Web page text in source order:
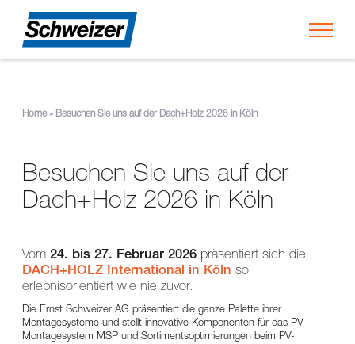
Home» Besuchen Sie uns auf der Dach+Holz 2026 in Köln
Besuchen Sie uns auf der
Dach+Holz 2026 in Köln
Vom 24. bis 27. Februar 2026 präsentiert sich die
DACH+HOLZ International in Köln so
erlebnisorientiert wie nie zuvor.
Die Ernst Schweizer AG präsentiert die ganze Palette ihrer
Montagesysteme und stellt innovative Komponenten für das PV-
Montagesystem MSP und Sortimentsoptimierungen beim PV-